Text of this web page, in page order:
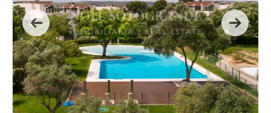
Previous Next